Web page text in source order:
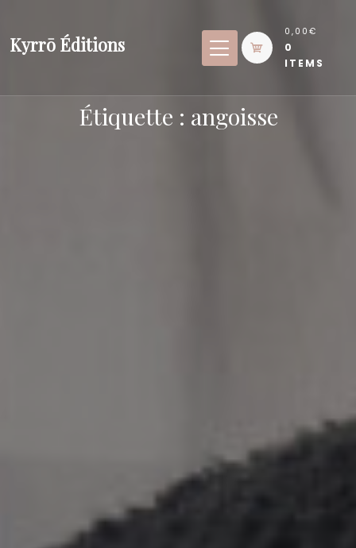
content
Kyrrō Éditions
0,00€
0
ITEMS
Étiquette : angoisse